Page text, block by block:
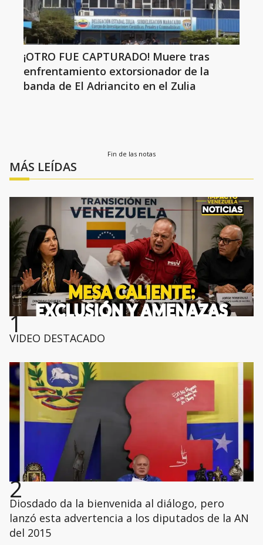
¡OTRO FUE CAPTURADO! Muere tras
enfrentamiento extorsionador de la
banda de El Adriancito en el Zulia
Fin de las notas
MÁS LEÍDAS
1
VIDEO DESTACADO
2
Diosdado da la bienvenida al diálogo, pero
lanzó esta advertencia a los diputados de la AN
del 2015